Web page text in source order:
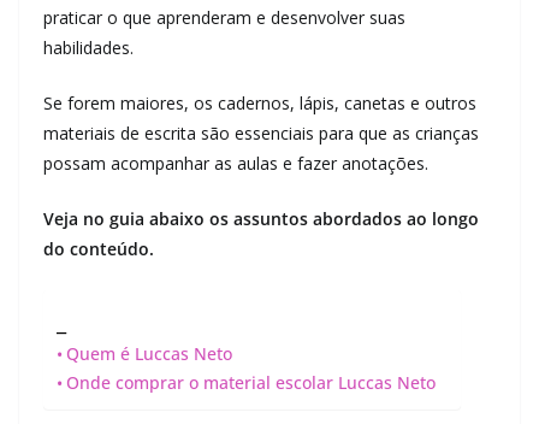
praticar o que aprenderam e desenvolver suas
habilidades.
Se forem maiores, os cadernos, lápis, canetas e outros
materiais de escrita são essenciais para que as crianças
possam acompanhar as aulas e fazer anotações.
Veja no guia abaixo os assuntos abordados ao longo
do conteúdo.
Quem é Luccas Neto
Onde comprar o material escolar Luccas Neto